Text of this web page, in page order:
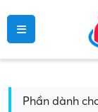
Phần dành